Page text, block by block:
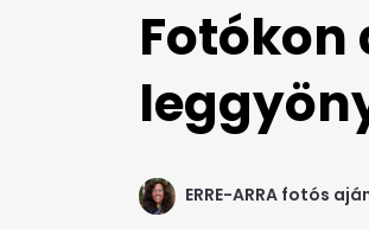
ERRE-ARRA fotós